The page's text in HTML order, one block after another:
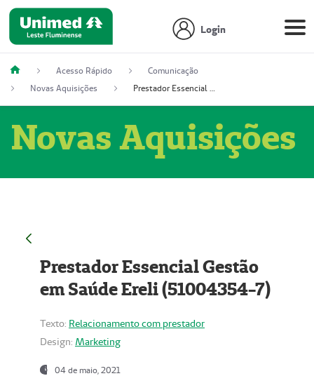
Login
Acesso Rápido
Comunicação
Novas Aquisições
Prestador Essencial Gestão em Saúde Ereli (51004354-7)
Novas Aquisições
Prestador Essencial Gestão
em Saúde Ereli (51004354-7)
Texto: Relacionamento com prestador
Design: Marketing
04 de maio, 2021